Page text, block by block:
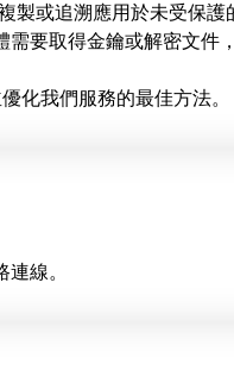
製或追溯應用於未受保護
要取得金鑰或解密文件
化我們服務的最佳方法。
線。